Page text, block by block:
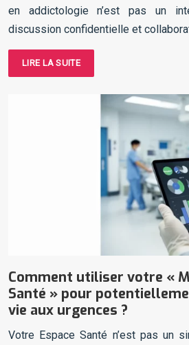
en addictologie n’est pas un
discussion confidentielle et
LIRE LA SUITE
Comment utiliser votre «
Santé » pour
vie aux urgences ?
Votre Espace Santé n’est pas un